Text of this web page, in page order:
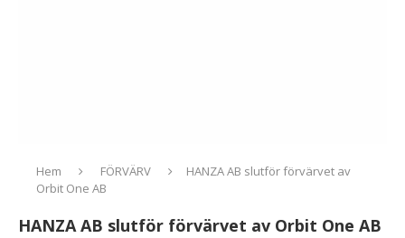
Hem FÖRVÄRV
HANZA AB slutför förvärvet av
Orbit One AB
HANZA AB slutför förvärvet av Orbit One AB